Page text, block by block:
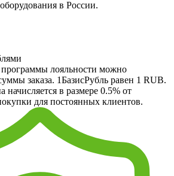
в России.
лояльности можно
заказа. 1БазисРубль равен 1 RUB.
начисляется в размере 0.5% от
для постоянных клиентов.